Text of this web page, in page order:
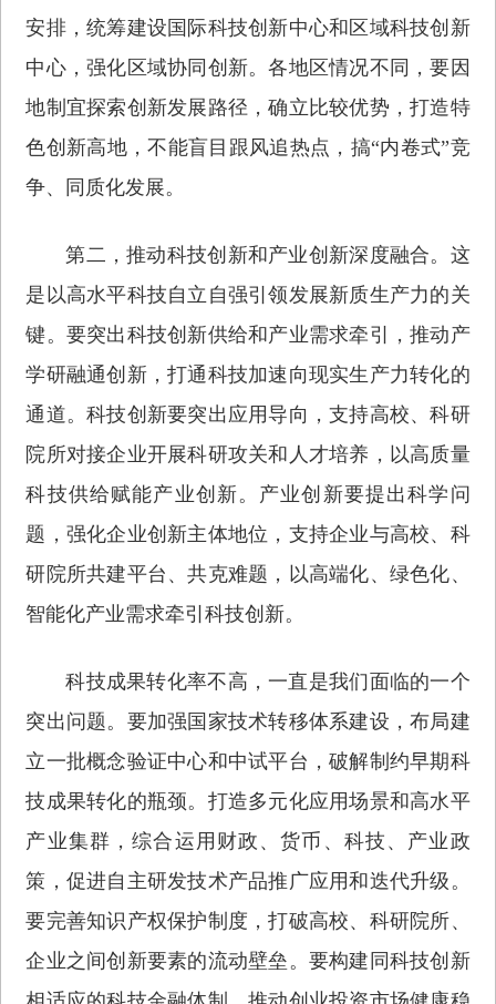
安排，统筹建设国际科技创新中心和区域科技创新
中心，强化区域协同创新。各地区情况不同，要因
地制宜探索创新发展路径，确立比较优势，打造特
色创新高地，不能盲目跟风追热点，搞“内卷式”竞
争、同质化发展。
第二，推动科技创新和产业创新深度融合。这
是以高水平科技自立自强引领发展新质生产力的关
键。要突出科技创新供给和产业需求牵引，推动产
学研融通创新，打通科技加速向现实生产力转化的
通道。科技创新要突出应用导向，支持高校、科研
院所对接企业开展科研攻关和人才培养，以高质量
科技供给赋能产业创新。产业创新要提出科学问
题，强化企业创新主体地位，支持企业与高校、科
研院所共建平台、共克难题，以高端化、绿色化、
智能化产业需求牵引科技创新。
科技成果转化率不高，一直是我们面临的一个
突出问题。要加强国家技术转移体系建设，布局建
立一批概念验证中心和中试平台，破解制约早期科
技成果转化的瓶颈。打造多元化应用场景和高水平
产业集群，综合运用财政、货币、科技、产业政
策，促进自主研发技术产品推广应用和迭代升级。
要完善知识产权保护制度，打破高校、科研院所、
企业之间创新要素的流动壁垒。要构建同科技创新